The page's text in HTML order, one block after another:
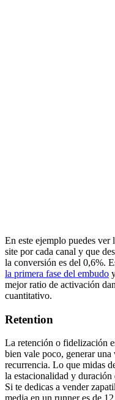
En este ejemplo puedes
site por cada canal y que
la conversión es del 0,6%.
la primera fase del embudo
mejor ratio de activación
cuantitativo.
Retention
La retención o fidelización
bien vale poco, generar
recurrencia. Lo que midas
la estacionalidad y
Si te dedicas a vender